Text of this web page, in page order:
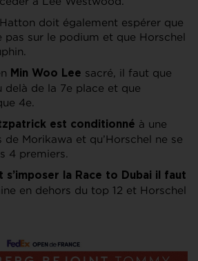
doit également espérer que
pas sur le podium et que Horschel
Min Woo Lee sacré, il faut que
delà de la 7e place et que
4e.
est conditionné à une
Morikawa et qu’Horschel ne se
4 premiers.
s’imposer la Race to Dubai il faut
en dehors du top 12 et Horschel